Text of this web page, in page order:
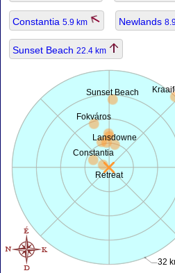
Constantia 5.9 km Newlands
Sunset Beach 22.4 km
Retreat
32
Fokváros
Lansdowne
Constantia
Sunset Beach